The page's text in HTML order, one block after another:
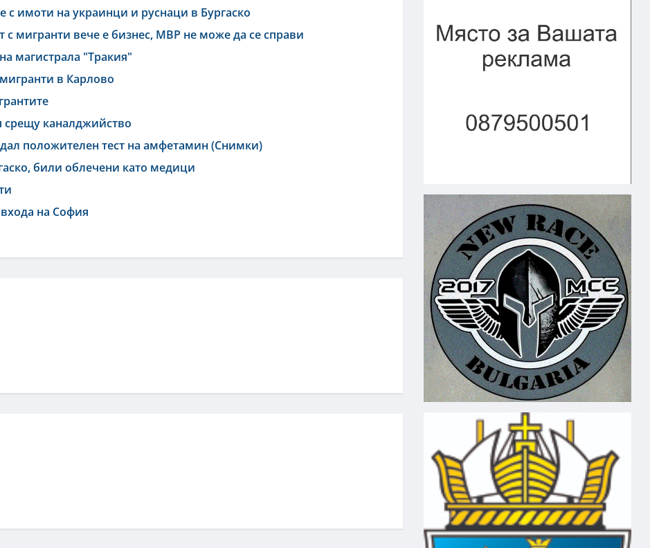
с имоти на украинци и руснаци в Бургаско
мигранти вече е бизнес, МВР не може да се справи
магистрала "Тракия"
в Карлово
каналджийство
положителен тест на амфетамин (Снимки)
били облечени като медици
на София